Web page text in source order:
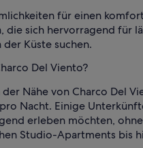
für einen
sich hervorragend für
Küste suchen.
Del Viento?
Nähe von Charco Del
Nacht. Einige
erleben möchten,
Studio-Apartments bis